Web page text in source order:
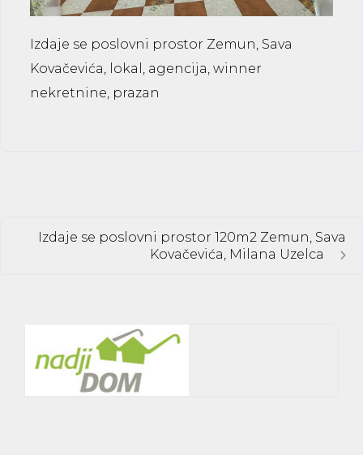
Izdaje se poslovni prostor Zemun, Sava
Kovačevića, lokal, agencija, winner
nekretnine, prazan
Izdaje se poslovni prostor 120m2 Zemun, Sava
Kovačevića, Milana Uzelca